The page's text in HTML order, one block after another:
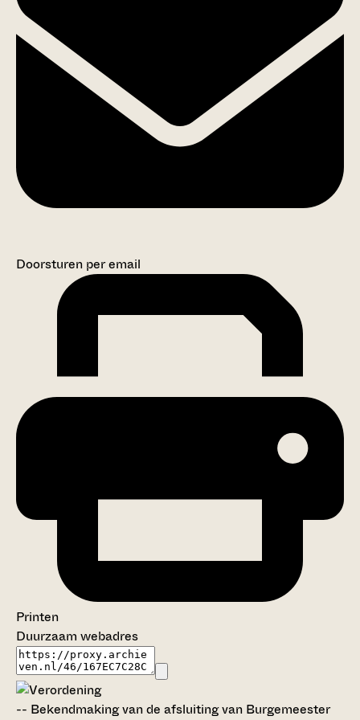
Doorsturen per email
Printen
Duurzaam webadres
-- Bekendmaking van de afsluiting van Burgemeester